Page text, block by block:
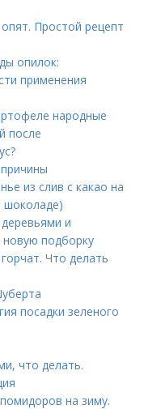
Простой рецепт
опилок:
применения
народные
после
из слив с какао на
шоколаде)
и
новую подборку
Что делать
посадки зеленого
что делать.
на зиму.